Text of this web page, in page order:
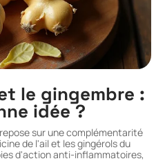
le gingembre :
idée ?
sur une complémentarité
de l'ail et les gingérols du
d'action anti-inflammatoires,